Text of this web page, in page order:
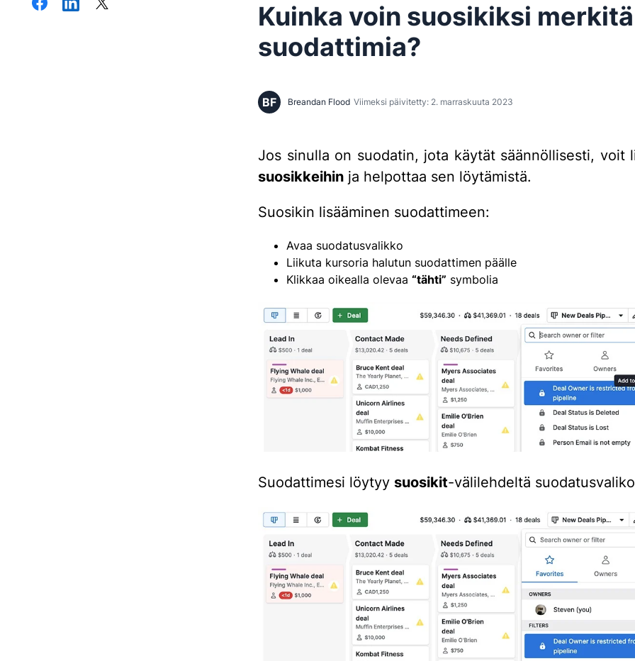
Kuinka voin suosikiksi merkitä
suodattimia?
BF Breandan Flood Viimeksi päivitetty: 2. marraskuuta 2023
Jos sinulla on suodatin, jota käytät säännöllisesti, voit
suosikkeihin ja helpottaa sen löytämistä.
Suosikin lisääminen suodattimeen:
Avaa suodatusvalikko
Liikuta kursoria halutun suodattimen päälle
Klikkaa oikealla olevaa “tähti” symbolia
Suodattimesi löytyy suosikit-välilehdeltä